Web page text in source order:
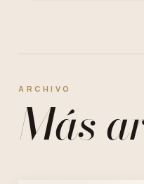
ARCHIVO
Más